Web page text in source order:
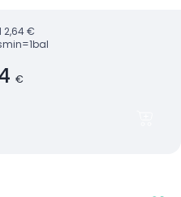
2,64 €
min=1bal
€